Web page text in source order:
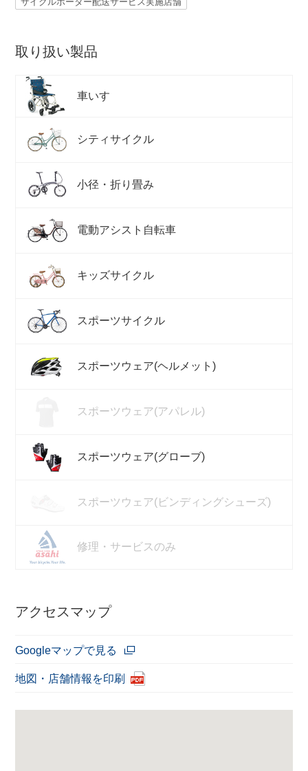
取り扱い製品
車いす
シティサイクル
小径・折り畳み
電動アシスト自転車
キッズサイクル
スポーツサイクル
スポーツウェア(ヘルメット)
スポーツウェア(アパレル)
スポーツウェア(グローブ)
スポーツウェア(ビンディングシューズ)
修理・サービスのみ
アクセスマップ
Googleマップで見る
地図・店舗情報を印刷